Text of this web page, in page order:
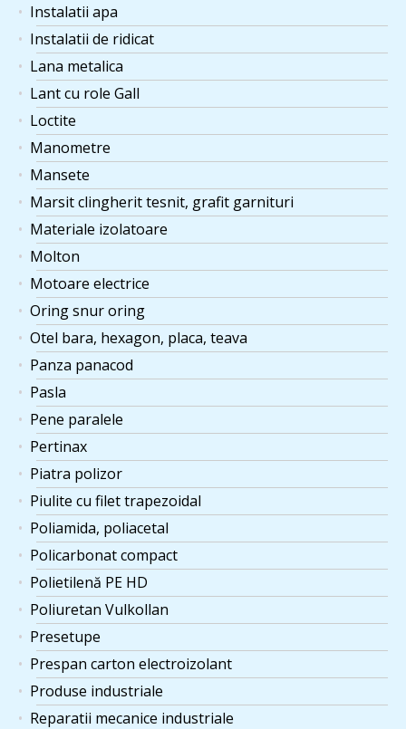
Instalatii apa
Instalatii de ridicat
Lana metalica
Lant cu role Gall
Loctite
Manometre
Mansete
Marsit clingherit tesnit, grafit garnituri
Materiale izolatoare
Molton
Motoare electrice
Oring snur oring
Otel bara, hexagon, placa, teava
Panza panacod
Pasla
Pene paralele
Pertinax
Piatra polizor
Piulite cu filet trapezoidal
Poliamida, poliacetal
Policarbonat compact
Polietilenă PE HD
Poliuretan Vulkollan
Presetupe
Prespan carton electroizolant
Produse industriale
Reparatii mecanice industriale